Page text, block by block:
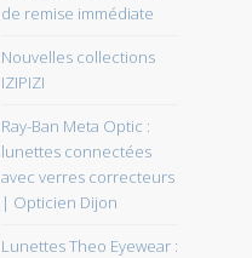
de remise immédiate
Nouvelles collections
IZIPIZI
Ray-Ban Meta Optic :
lunettes connectées
avec verres correcteurs
| Opticien Dijon
Lunettes Theo Eyewear :